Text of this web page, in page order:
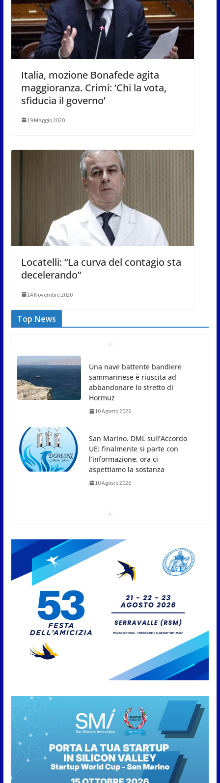
Italia, mozione Bonafede agita
maggioranza. Crimi: ‘Chi la vota,
sfiducia il governo’
19 Maggio 2020
Locatelli: “La curva del contagio sta
decelerando”
14 Novembre 2020
Top News
Una nave battente bandiere
sammarinese è riuscita ad
abbandonare lo stretto di
Hormuz
10 Agosto 2026
San Marino. DML sull’Accordo
UE: finalmente si parte con
l’informazione, ora ci
aspettiamo la sostanza
10 Agosto 2026
Ci sono le leggi e ci sono i soldi
per gli incentivi ai privati
10 Agosto 2026
allo studio contro il Cervia.
Sessione di allenamento al
Parco dei Pini
10 Agosto 2026
San Marino. Il Comitato Civico
Torraccia: “L’aeroporto che non
10 Agosto 2026